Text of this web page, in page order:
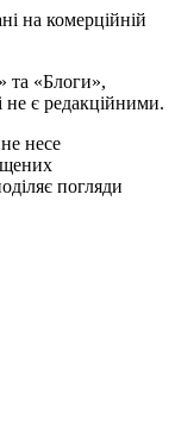
на комерційній
та «Блоги»,
не є редакційними.
несе
погляди